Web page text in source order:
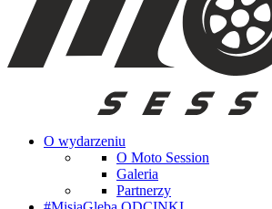
O wydarzeniu
O Moto Session
Galeria
Partnerzy